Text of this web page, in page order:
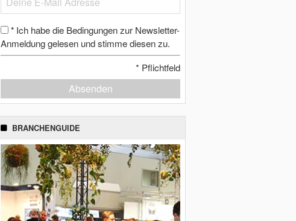
* Ich habe die Bedingungen zur Newsletter-
Anmeldung gelesen und stimme diesen zu.
* Pflichtfeld
Absenden
BRANCHENGUIDE